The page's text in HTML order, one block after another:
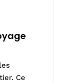
Ce